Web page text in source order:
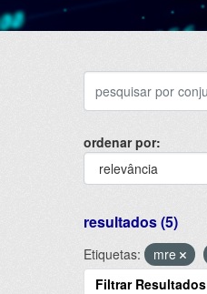
ordenar por
resultados (5)
Etiquetas: mre
Filtrar Resultados